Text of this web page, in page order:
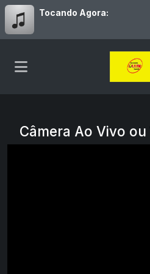
Tocando Agora:
Câmera Ao Vivo ou